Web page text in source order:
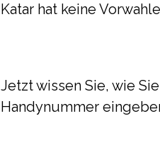
Katar hat keine
Jetzt wissen Sie, wie
Handynummer